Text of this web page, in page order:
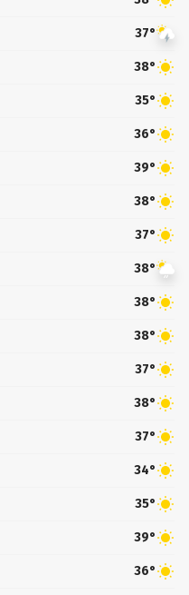
37°
38°
35°
36°
39°
38°
37°
38°
38°
38°
37°
38°
37°
34°
35°
39°
36°